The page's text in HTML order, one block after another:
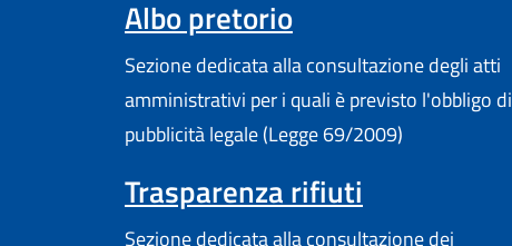
Albo pretorio
Sezione dedicata alla consultazione degli atti
amministrativi per i quali è previsto l'obbligo di
pubblicità legale (Legge 69/2009)
Trasparenza rifiuti
Sezione dedicata alla consultazione dei